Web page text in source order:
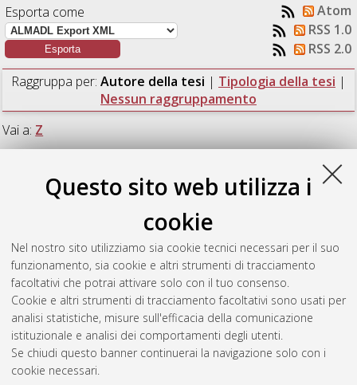
Questo sito web utilizza i
cookie
Nel nostro sito utilizziamo sia cookie tecnici necessari per il suo
funzionamento, sia cookie e altri strumenti di tracciamento
facoltativi che potrai attivare solo con il tuo consenso.
Cookie e altri strumenti di tracciamento facoltativi sono usati per
analisi statistiche, misure sull'efficacia della comunicazione
istituzionale e analisi dei comportamenti degli utenti.
Se chiudi questo banner continuerai la navigazione solo con i
cookie necessari.
Esporta come
Atom
RSS 1.0
RSS 2.0
Raggruppa per: Autore della tesi | Tipologia della tesi |
Nessun raggruppamento
Vai a: Z
Zuccon, Giulia (2013)Evolution and historical biogeography of
the Eastern Atlantic skates.[Laurea magistrale], Università di
Bologna, Corso di Studio in Biologia marina [LM-DM270] -
Ravenna, Documento ad accesso riservato.
Questa lista e' stata generata ilFri Aug 7 14:05:21 2026 CEST